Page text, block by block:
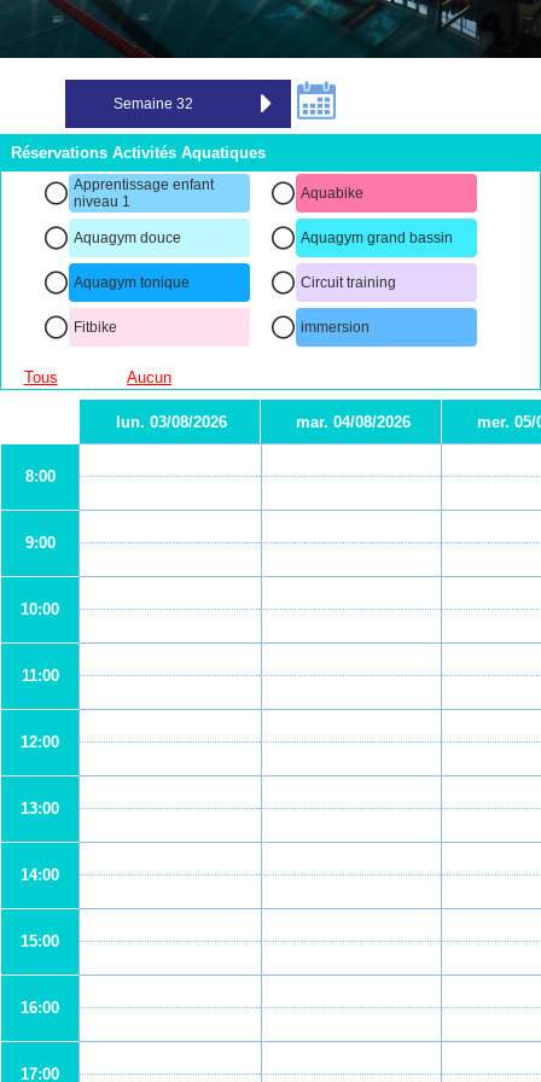
Réservations Activités Aquatiques
Apprentissage enfant
niveau 1
Aquabike
Aquagym douce Aquagym grand bassin
Aquagym tonique Circuit training
Fitbike immersion
Tous Aucun
lun. 03/08/2026 mar. 04/08/2026 mer. 05/
8:00
9:00
10:00
11:00
12:00
13:00
14:00
15:00
16:00
17:00